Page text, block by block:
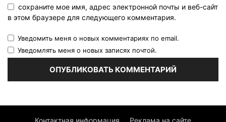
сохраните мое имя, адрес электронной почты и веб-сайт
в этом браузере для следующего комментария.
Уведомить меня о новых комментариях по email.
Уведомлять меня о новых записях почтой.
Контактная информация Реклама на сайте